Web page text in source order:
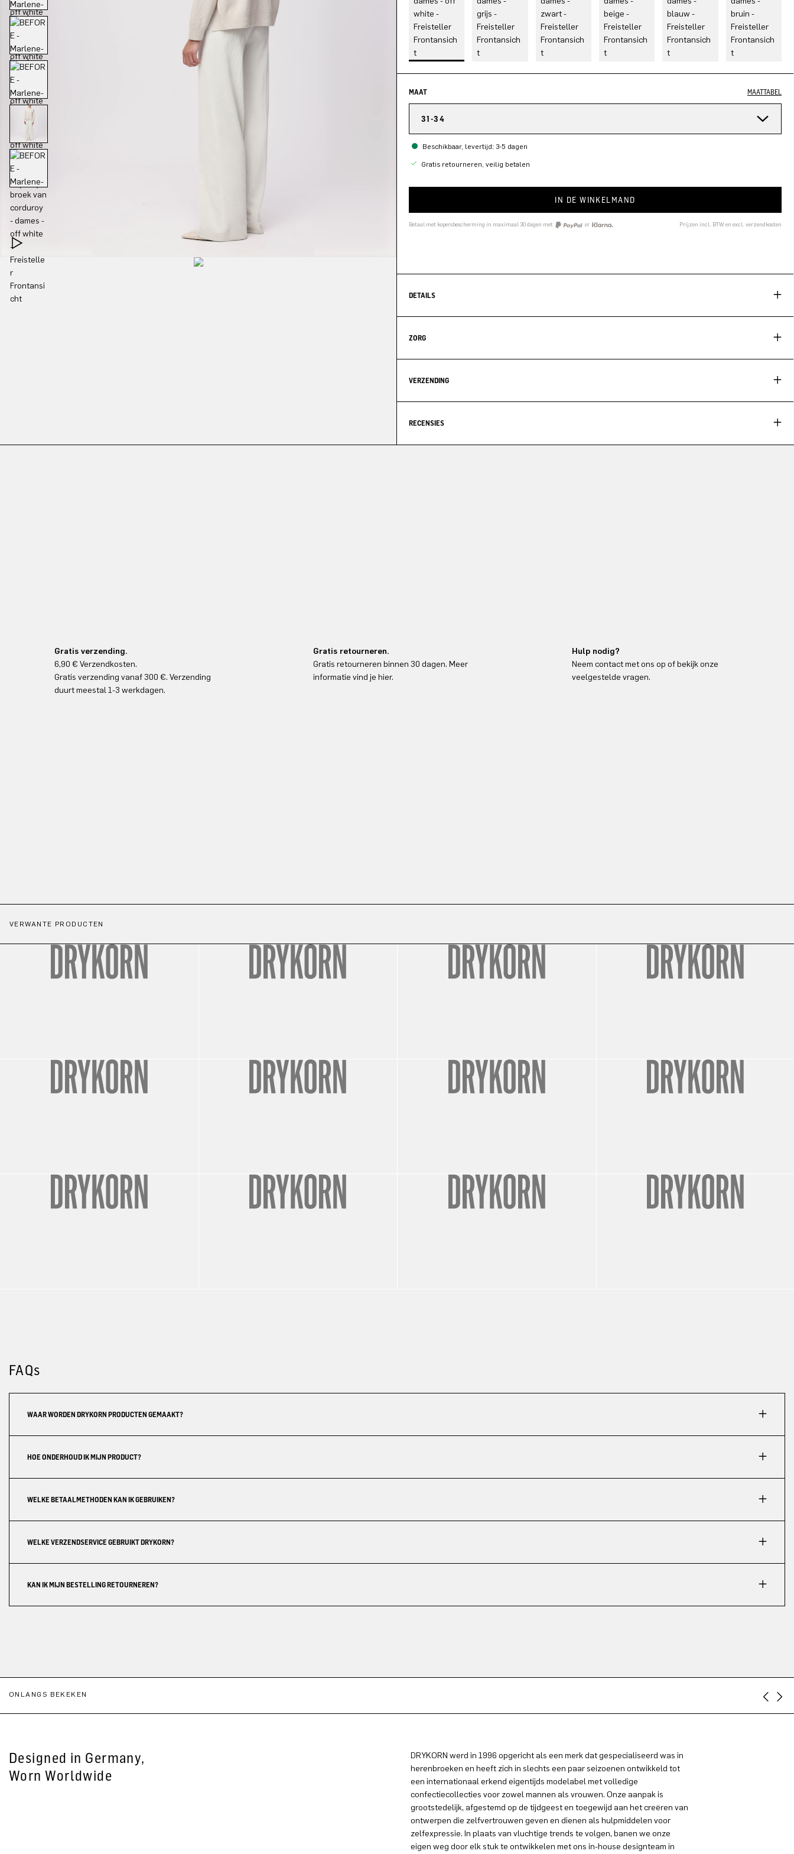
MAAT MAATTABEL
31-34
Beschikbaar, levertijd: 3-5 dagen
Gratis retourneren, veilig betalen
IN DE WINKELMAND
Betaal met kopersbescherming in maximaal 30 dagen met or Prijzen incl. BTW en excl. verzendkosten
DETAILS
ZORG
VERZENDING
RECENSIES
Gratis verzending.
6,90 € Verzendkosten.
Gratis verzending vanaf 300 €. Verzending
duurt meestal 1-3 werkdagen.
Gratis retourneren.
Gratis retourneren binnen 30 dagen. Meer
informatie vind je hier.
Hulp nodig?
Neem contact met ons op of bekijk onze
veelgestelde vragen.
VERWANTE PRODUCTEN
FAQs
WAAR WORDEN DRYKORN PRODUCTEN GEMAAKT?
HOE ONDERHOUD IK MIJN PRODUCT?
WELKE BETAALMETHODEN KAN IK GEBRUIKEN?
WELKE VERZENDSERVICE GEBRUIKT DRYKORN?
KAN IK MIJN BESTELLING RETOURNEREN?
ONLANGS BEKEKEN
Designed in Germany,
Worn Worldwide
DRYKORN werd in 1996 opgericht als een merk dat gespecialiseerd was in
herenbroeken en heeft zich in slechts een paar seizoenen ontwikkeld tot
een internationaal erkend eigentijds modelabel met volledige
confectiecollecties voor zowel mannen als vrouwen. Onze aanpak is
grootstedelijk, afgestemd op de tijdgeest en toegewijd aan het creëren van
ontwerpen die zelfvertrouwen geven en dienen als hulpmiddelen voor
zelfexpressie. In plaats van vluchtige trends te volgen, banen we onze
eigen weg door elk stuk te ontwikkelen met ons in-house designteam in